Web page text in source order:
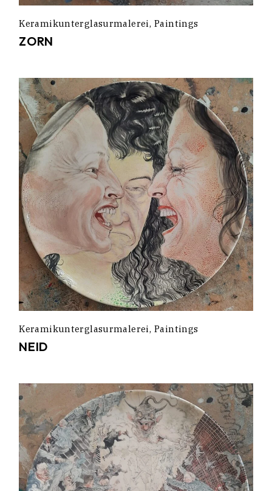
Keramikunterglasurmalerei Paintings
ZORN
Keramikunterglasurmalerei Paintings
NEID